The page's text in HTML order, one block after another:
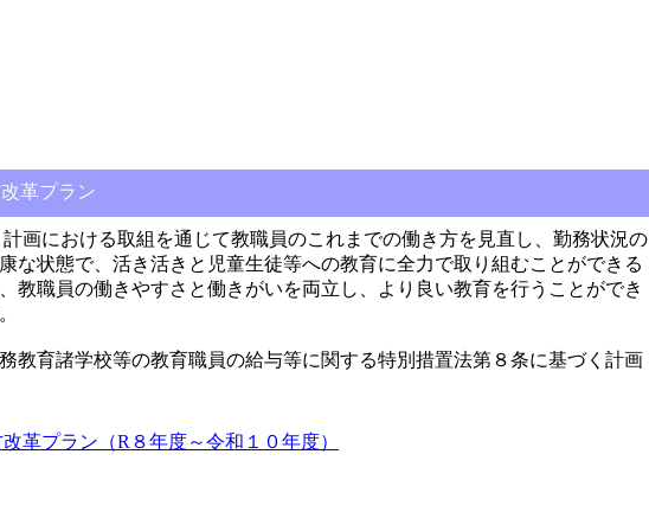
革プラン
画における取組を通じて教職員のこれまでの働き方を見直し、勤務状況の
な状態で、活き活きと児童生徒等への教育に全力で取り組むことができる
教職員の働きやすさと働きがいを両立し、より良い教育を行うことができ
教育諸学校等の教育職員の給与等に関する特別措置法第８条に基づく計画
革プラン（R８年度～令和１０年度）